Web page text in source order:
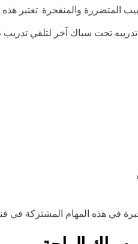
المتضررة والمنفجرة. تعتبر
تحت سباك آخر لتلقي
في هذه المهام المشتركة في